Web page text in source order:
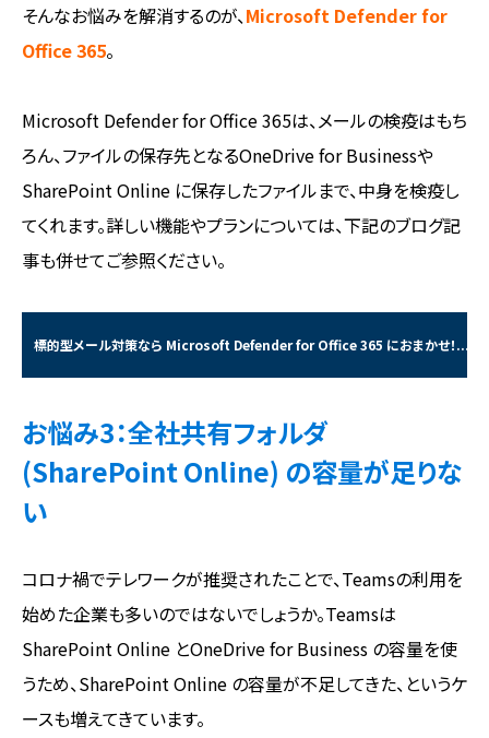
そんなお悩みを解消するのが、Microsoft Defender for
Office 365。
Microsoft Defender for Office 365は、メールの検疫はもち
ろん、ファイルの保存先となるOneDrive for Businessや
SharePoint Online に保存したファイルまで、中身を検疫し
てくれます。詳しい機能やプランについては、下記のブログ記
事も併せてご参照ください。
標的型メール対策なら Microsoft Defender for Office 365 におまかせ！...を
お悩み3：全社共有フォルダ
(SharePoint Online) の容量が足りな
い
コロナ禍でテレワークが推奨されたことで、Teamsの利用を
始めた企業も多いのではないでしょうか。Teamsは
SharePoint Online とOneDrive for Business の容量を使
うため、SharePoint Online の容量が不足してきた、というケ
ースも増えてきています。